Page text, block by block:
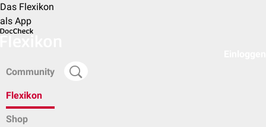
Das Flexikon
als App
Community
Flexikon
Shop